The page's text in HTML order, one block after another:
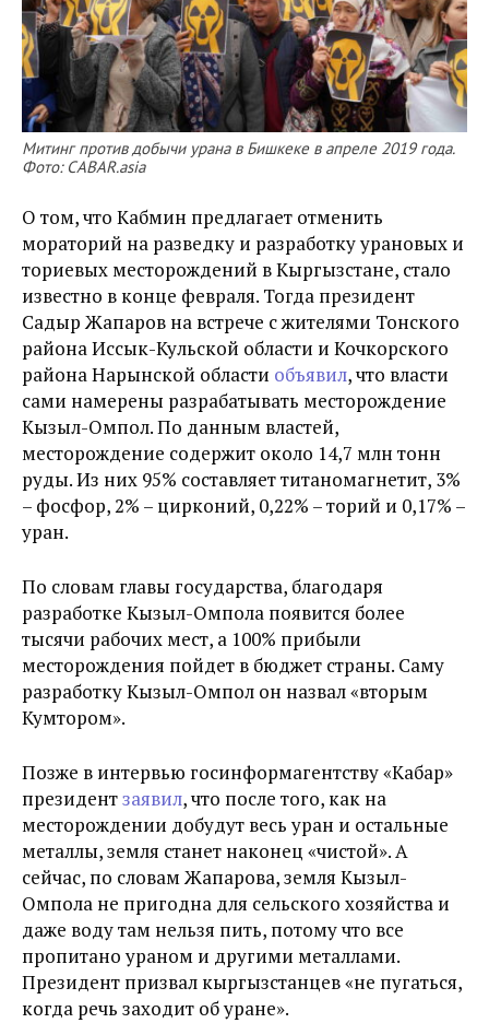
Митинг против добычи урана в Бишкеке в апреле 2019 года.
Фото: CABАR.аsia
О том, что Кабмин предлагает отменить
мораторий на разведку и разработку урановых и
ториевых месторождений в Кыргызстане, стало
известно в конце февраля. Тогда президент
Садыр Жапаров на встрече с жителями Тонского
района Иссык-Кульской области и Кочкорского
района Нарынской области объявил, что власти
сами намерены разрабатывать месторождение
Кызыл-Омпол. По данным властей,
месторождение содержит около 14,7 млн тонн
руды. Из них 95% составляет титаномагнетит, 3%
– фосфор, 2% – цирконий, 0,22% – торий и 0,17% –
уран.
По словам главы государства, благодаря
разработке Кызыл-Омпола появится более
тысячи рабочих мест, а 100% прибыли
месторождения пойдет в бюджет страны. Саму
разработку Кызыл-Омпол он назвал «вторым
Кумтором».
Позже в интервью госинформагентству «Кабар»
президентзаявил, что после того, как на
месторождении добудут весь уран и остальные
металлы, земля станет наконец «чистой». А
сейчас, по словам Жапарова, земля Кызыл-
Омпола не пригодна для сельского хозяйства и
даже воду там нельзя пить, потому что все
пропитано ураном и другими металлами.
Президент призвал кыргызстанцев «не пугаться,
когда речь заходит об уране».